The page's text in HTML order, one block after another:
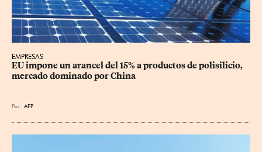
EMPRESAS
EU impone un arancel del 15% a productos de polisilicio,
mercado dominado por China
Por AFP